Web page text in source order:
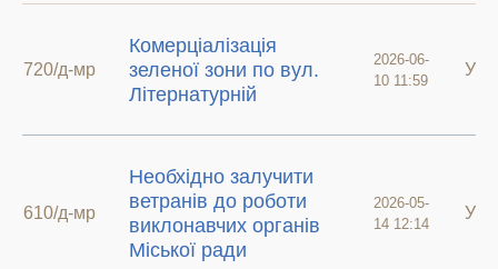
720/д-мр
Комерціалізація
зеленої зони по вул.
Літернатурній
2026-06-
10 11:59
У
610/д-мр
Необхідно залучити
ветранів до роботи
виклонавчих органів
Міської ради
2026-05-
14 12:14
У